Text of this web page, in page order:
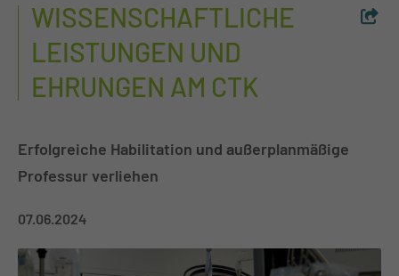
WISSENSCHAFTLICHE
LEISTUNGEN UND
EHRUNGEN AM CTK
Erfolgreiche Habilitation und außerplanmäßige
Professur verliehen
07.06.2024